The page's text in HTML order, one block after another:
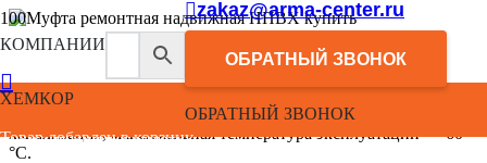
КОМПАНИИ
ХЕМКОР
zakaz@arma-center.ru
ОБРАТНЫЙ ЗВОНОК
ОБРАТНЫЙ ЗВОНОК
Товар добавлен в корзину.
Муфта ремонтная надвижная ХЕМКОР НПВХ. Материал
— непластифицированный ПВХ, цвет — оранжево-
коричневый. Размер — 110 мм, общая длина — 117 мм, вес
нетто — 0,22 кг. Область применения — наружная
канализация, максимальная температура эксплуатации — 60
°С.